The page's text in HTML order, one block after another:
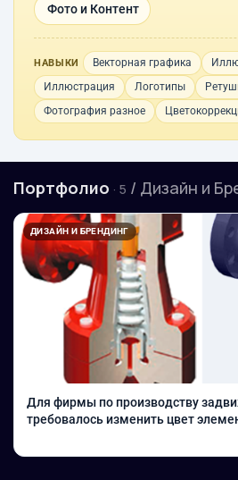
Фото и Контент
НАВЫКИ Векторная графика
Иллюстрация
Логотипы
Фотография разное
Портфолио · 5 / Дизайн и
ДИЗАЙН И БРЕНДИНГ
Для фирмы по производству
требовалось изменить цвет